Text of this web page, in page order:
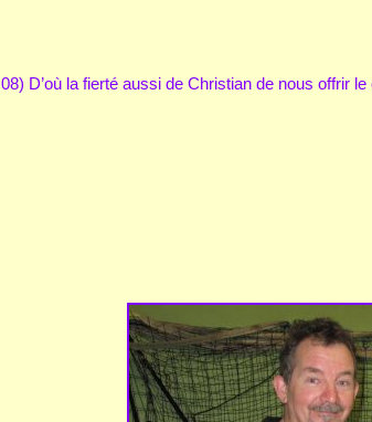
08) D’où la fierté aussi de Christian de nous offrir